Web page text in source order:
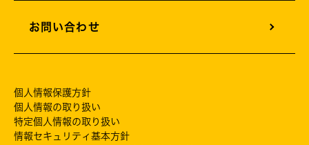
お問い合わせ
個人情報保護方針
個人情報の取り扱い
特定個人情報の取り扱い
情報セキュリティ基本方針